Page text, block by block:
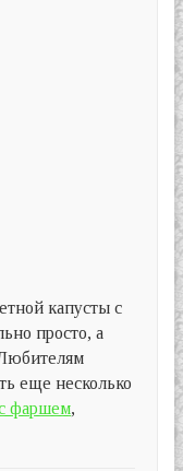
капусты с
просто, а
еще несколько
с фаршем,